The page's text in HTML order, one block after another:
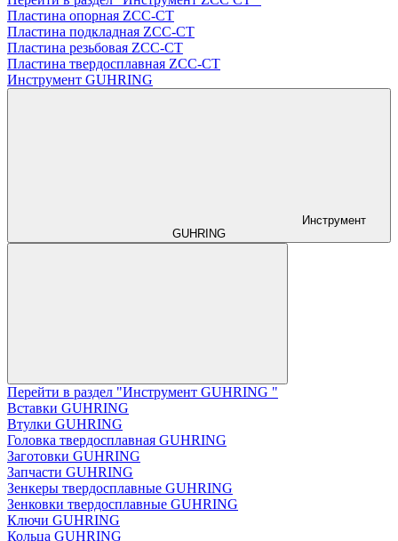
Пластина опорная ZCC-CT
Пластина подкладная ZCC-CT
Пластина резьбовая ZCC-CT
Пластина твердосплавная ZCC-CT
Инструмент GUHRING
Инструмент
GUHRING
Перейти в раздел "Инструмент GUHRING "
Вставки GUHRING
Втулки GUHRING
Головка твердосплавная GUHRING
Заготовки GUHRING
Запчасти GUHRING
Зенкеры твердосплавные GUHRING
Зенковки твердосплавные GUHRING
Ключи GUHRING
Кольца GUHRING